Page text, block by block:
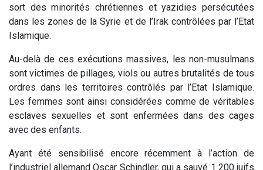
sort des minorités chrétiennes et yazidies persécutées
dans les zones de la Syrie et de l’Irak contrôlées par l’Etat
Islamique.
Au-delà de ces exécutions massives, les non-musulmans
sont victimes de pillages, viols ou autres brutalités de tous
ordres dans les territoires contrôlés par l’Etat Islamique.
Les femmes sont ainsi considérées comme de véritables
esclaves sexuelles et sont enfermées dans des cages
avec des enfants.
Ayant été sensibilisé encore récemment à l’action de
l’industriel allemand Oscar Schindler, qui a sauvé 1 200 juifs